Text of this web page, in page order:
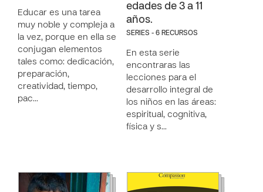
Educar es una tarea
muy noble y compleja a
la vez, porque en ella se
conjugan elementos
tales como: dedicación,
preparación,
creatividad, tiempo,
pac…
edades de 3 a 11
años.
SERIES - 6 RECURSOS
En esta serie
encontraras las
lecciones para el
desarrollo integral de
los niños en las áreas:
espiritual, cognitiva,
física y s…